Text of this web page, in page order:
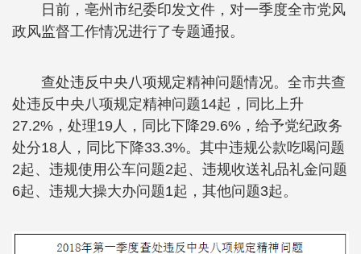
日前，亳州市纪委印发文件，对一季度全市党风
政风监督工作情况进行了专题通报。
查处违反中央八项规定精神问题情况。全市共查
处违反中央八项规定精神问题14起，同比上升
27.2%，处理19人，同比下降29.6%，给予党纪政务
处分18人，同比下降33.3%。其中违规公款吃喝问题
2起、违规使用公车问题2起、违规收送礼品礼金问题
6起、违规大操大办问题1起，其他问题3起。